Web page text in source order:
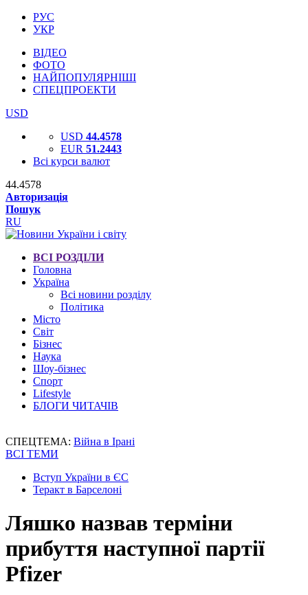
РУС
УКР
ВІДЕО
ФОТО
НАЙПОПУЛЯРНІШІ
СПЕЦПРОЕКТИ
USD
USD 44.4578
EUR 51.2443
Всі курси валют
44.4578
Авторизація
Пошук
RU
ВСІ РОЗДІЛИ
Головна
Україна
Всі новини розділу
Політика
Місто
Світ
Бізнес
Наука
Шоу-бізнес
Спорт
Lifestyle
БЛОГИ ЧИТАЧІВ
СПЕЦТЕМА: Війна в Ірані
ВСІ ТЕМИ
Вступ України в ЄС
Теракт в Барселоні
Ляшко назвав терміни
прибуття наступної партії
Pfizer